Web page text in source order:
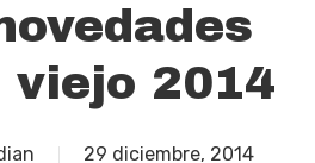
viejo 2014
29 diciembre, 2014